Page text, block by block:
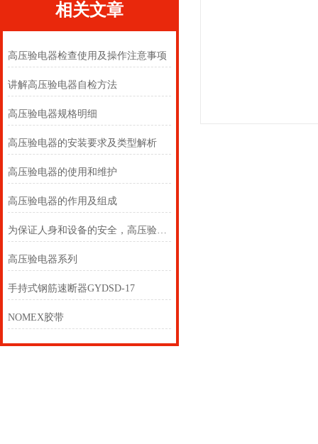
相关文章
高压验电器检查使用及操作注意事项
讲解高压验电器自检方法
高压验电器规格明细
高压验电器的安装要求及类型解析
高压验电器的使用和维护
高压验电器的作用及组成
为保证人身和设备的安全，高压验电器必须按规定的期限进行预防性试验
高压验电器系列
手持式钢筋速断器GYDSD-17
NOMEX胶带